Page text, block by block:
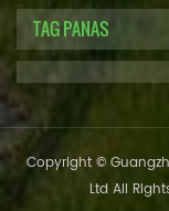
TAG PANAS
Copyright ©
Ltd All